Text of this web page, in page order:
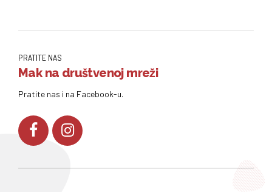
PRATITE NAS
Mak na društvenoj mreži
Pratite nas i na Facebook-u.